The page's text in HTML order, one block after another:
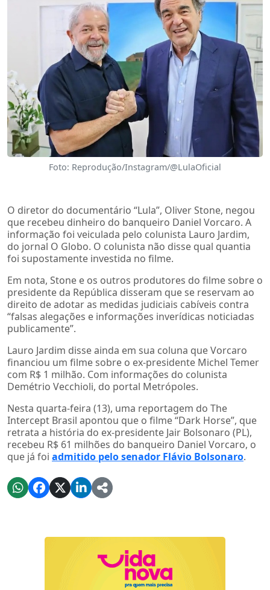
Foto: Reprodução/Instagram/@LulaOficial
O diretor do documentário “Lula”, Oliver Stone, negou
que recebeu dinheiro do banqueiro Daniel Vorcaro. A
informação foi veiculada pelo colunista Lauro Jardim,
do jornal O Globo. O colunista não disse qual quantia
foi supostamente investida no filme.
Em nota, Stone e os outros produtores do filme sobre o
presidente da República disseram que se reservam ao
direito de adotar as medidas judiciais cabíveis contra
“falsas alegações e informações inverídicas noticiadas
publicamente”.
Lauro Jardim disse ainda em sua coluna que Vorcaro
financiou um filme sobre o ex-presidente Michel Temer
com R$ 1 milhão. Com informações do colunista
Demétrio Vecchioli, do portal Metrópoles.
Nesta quarta-feira (13), uma reportagem do The
Intercept Brasil apontou que o filme “Dark Horse”, que
retrata a história do ex-presidente Jair Bolsonaro (PL),
recebeu R$ 61 milhões do banqueiro Daniel Vorcaro, o
que já foi admitido pelo senador Flávio Bolsonaro.